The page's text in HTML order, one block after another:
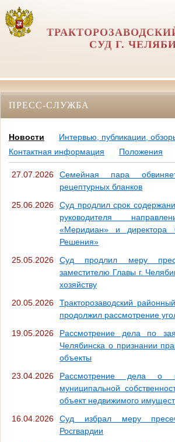
СУД Г.
ПРЕСС-СЛУЖБА
Новости
Интервью, публикации,
Контактная информация
Положения
27.07.2026
Семейная пара
рецептурных бланков
25.06.2026
Суд продлил срок
руководителя
«Меридиан» и
Решения»
25.05.2026
Суд продлил меру
заместителю Главы г.
хозяйству
20.05.2026
Тракторозаводский
продолжил рассмотрение
19.05.2026
Рассмотрение дела по
Челябинска о признании
объекты
23.04.2026
Рассмотрение дела о
муниципальной
объект недвижимого
16.04.2026
Суд избрал меру
Росгвардии